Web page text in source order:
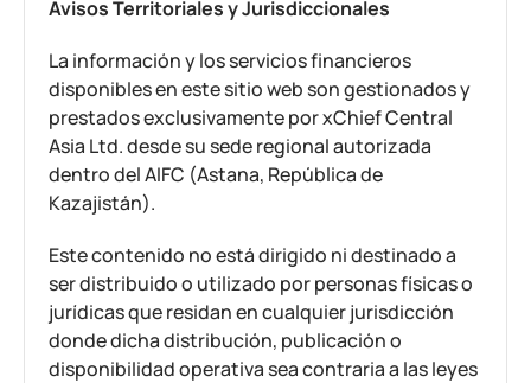
Avisos Territoriales y Jurisdiccionales
La información y los servicios financieros
disponibles en este sitio web son gestionados y
prestados exclusivamente por xChief Central
Asia Ltd. desde su sede regional autorizada
dentro del AIFC (Astana, República de
Kazajistán).
Este contenido no está dirigido ni destinado a
ser distribuido o utilizado por personas físicas o
jurídicas que residan en cualquier jurisdicción
donde dicha distribución, publicación o
disponibilidad operativa sea contraria a las leyes